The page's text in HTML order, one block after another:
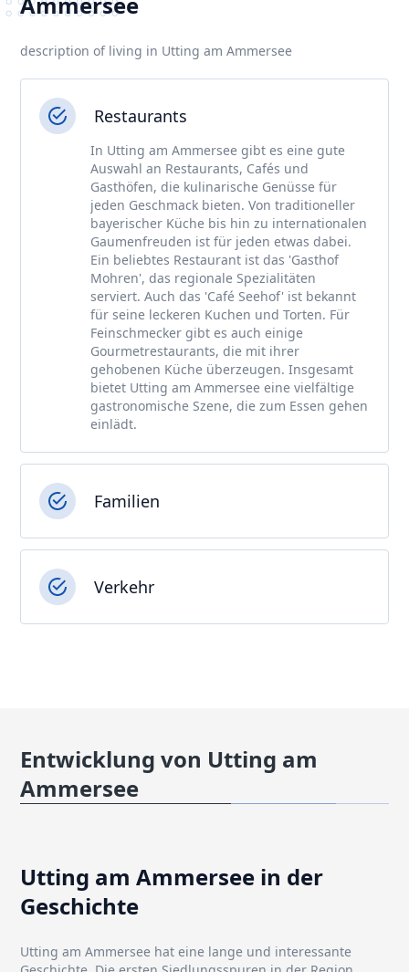
description of living in Utting am Ammersee
Restaurants
In Utting am Ammersee gibt es eine gute
Auswahl an Restaurants, Cafés und
Gasthöfen, die kulinarische Genüsse für
jeden Geschmack bieten. Von traditioneller
bayerischer Küche bis hin zu internationalen
Gaumenfreuden ist für jeden etwas dabei.
Ein beliebtes Restaurant ist das 'Gasthof
Mohren', das regionale Spezialitäten
serviert. Auch das 'Café Seehof' ist bekannt
für seine leckeren Kuchen und Torten. Für
Feinschmecker gibt es auch einige
Gourmetrestaurants, die mit ihrer
gehobenen Küche überzeugen. Insgesamt
bietet Utting am Ammersee eine vielfältige
gastronomische Szene, die zum Essen gehen
einlädt.
Familien
Verkehr
Entwicklung von Utting am
Ammersee
Utting am Ammersee in der
Geschichte
Utting am Ammersee hat eine lange und interessante